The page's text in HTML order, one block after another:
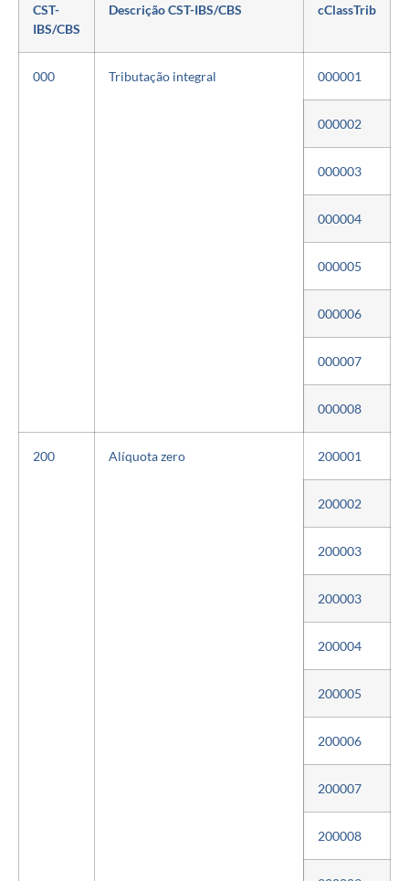
CST-
IBS/CBS
Descrição CST-IBS/CBS cClassTrib
000 Tributação integral 000001
000002
000003
000004
000005
000006
000007
000008
200 Alíquota zero 200001
200002
200003
200003
200004
200005
200006
200007
200008